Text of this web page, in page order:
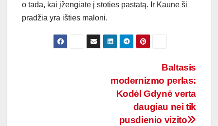
o tada, kai įžengiate į stoties pastatą. Ir Kaune ši
pradžia yra išties maloni.
Baltasis
modernizmo perlas:
Kodėl Gdynė verta
daugiau nei tik
pusdienio vizito